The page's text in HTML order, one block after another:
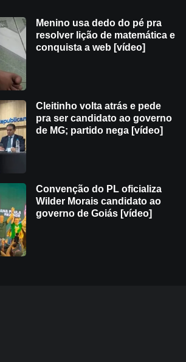
Menino usa dedo do pé pra
resolver lição de matemática e
conquista a web [vídeo]
Cleitinho volta atrás e pede
pra ser candidato ao governo
de MG; partido nega [vídeo]
Convenção do PL oficializa
Wilder Morais candidato ao
governo de Goiás [vídeo]